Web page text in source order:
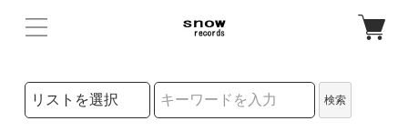
検索リストの選択
検索